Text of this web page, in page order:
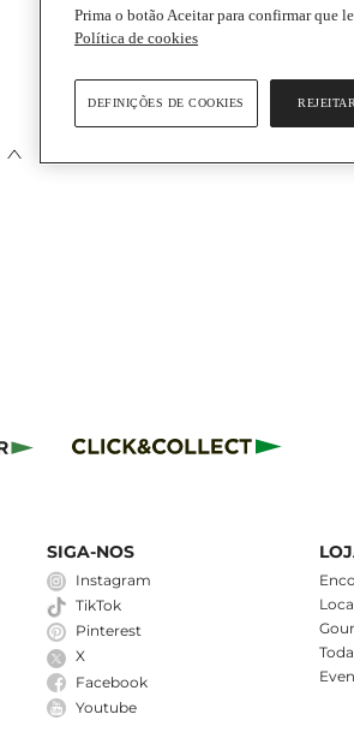
SIGA-NOS
Instagram
TikTok
Pinterest
X
Facebook
Youtube
Prima o botão Aceitar para confirmar que
Política de cookies
DEFINIÇÕES DE COOKIES